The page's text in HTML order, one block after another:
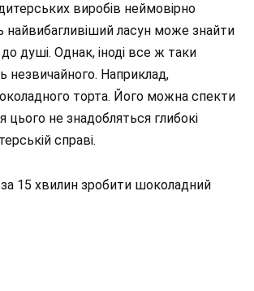
виробів неймовірно
найвибагливіший ласун може знайти
душі. Однак, іноді все ж таки
незвичайного. Наприклад,
торта. Його можна спекти
цього не знадобляться глибокі
справі.
15 хвилин зробити шоколадний